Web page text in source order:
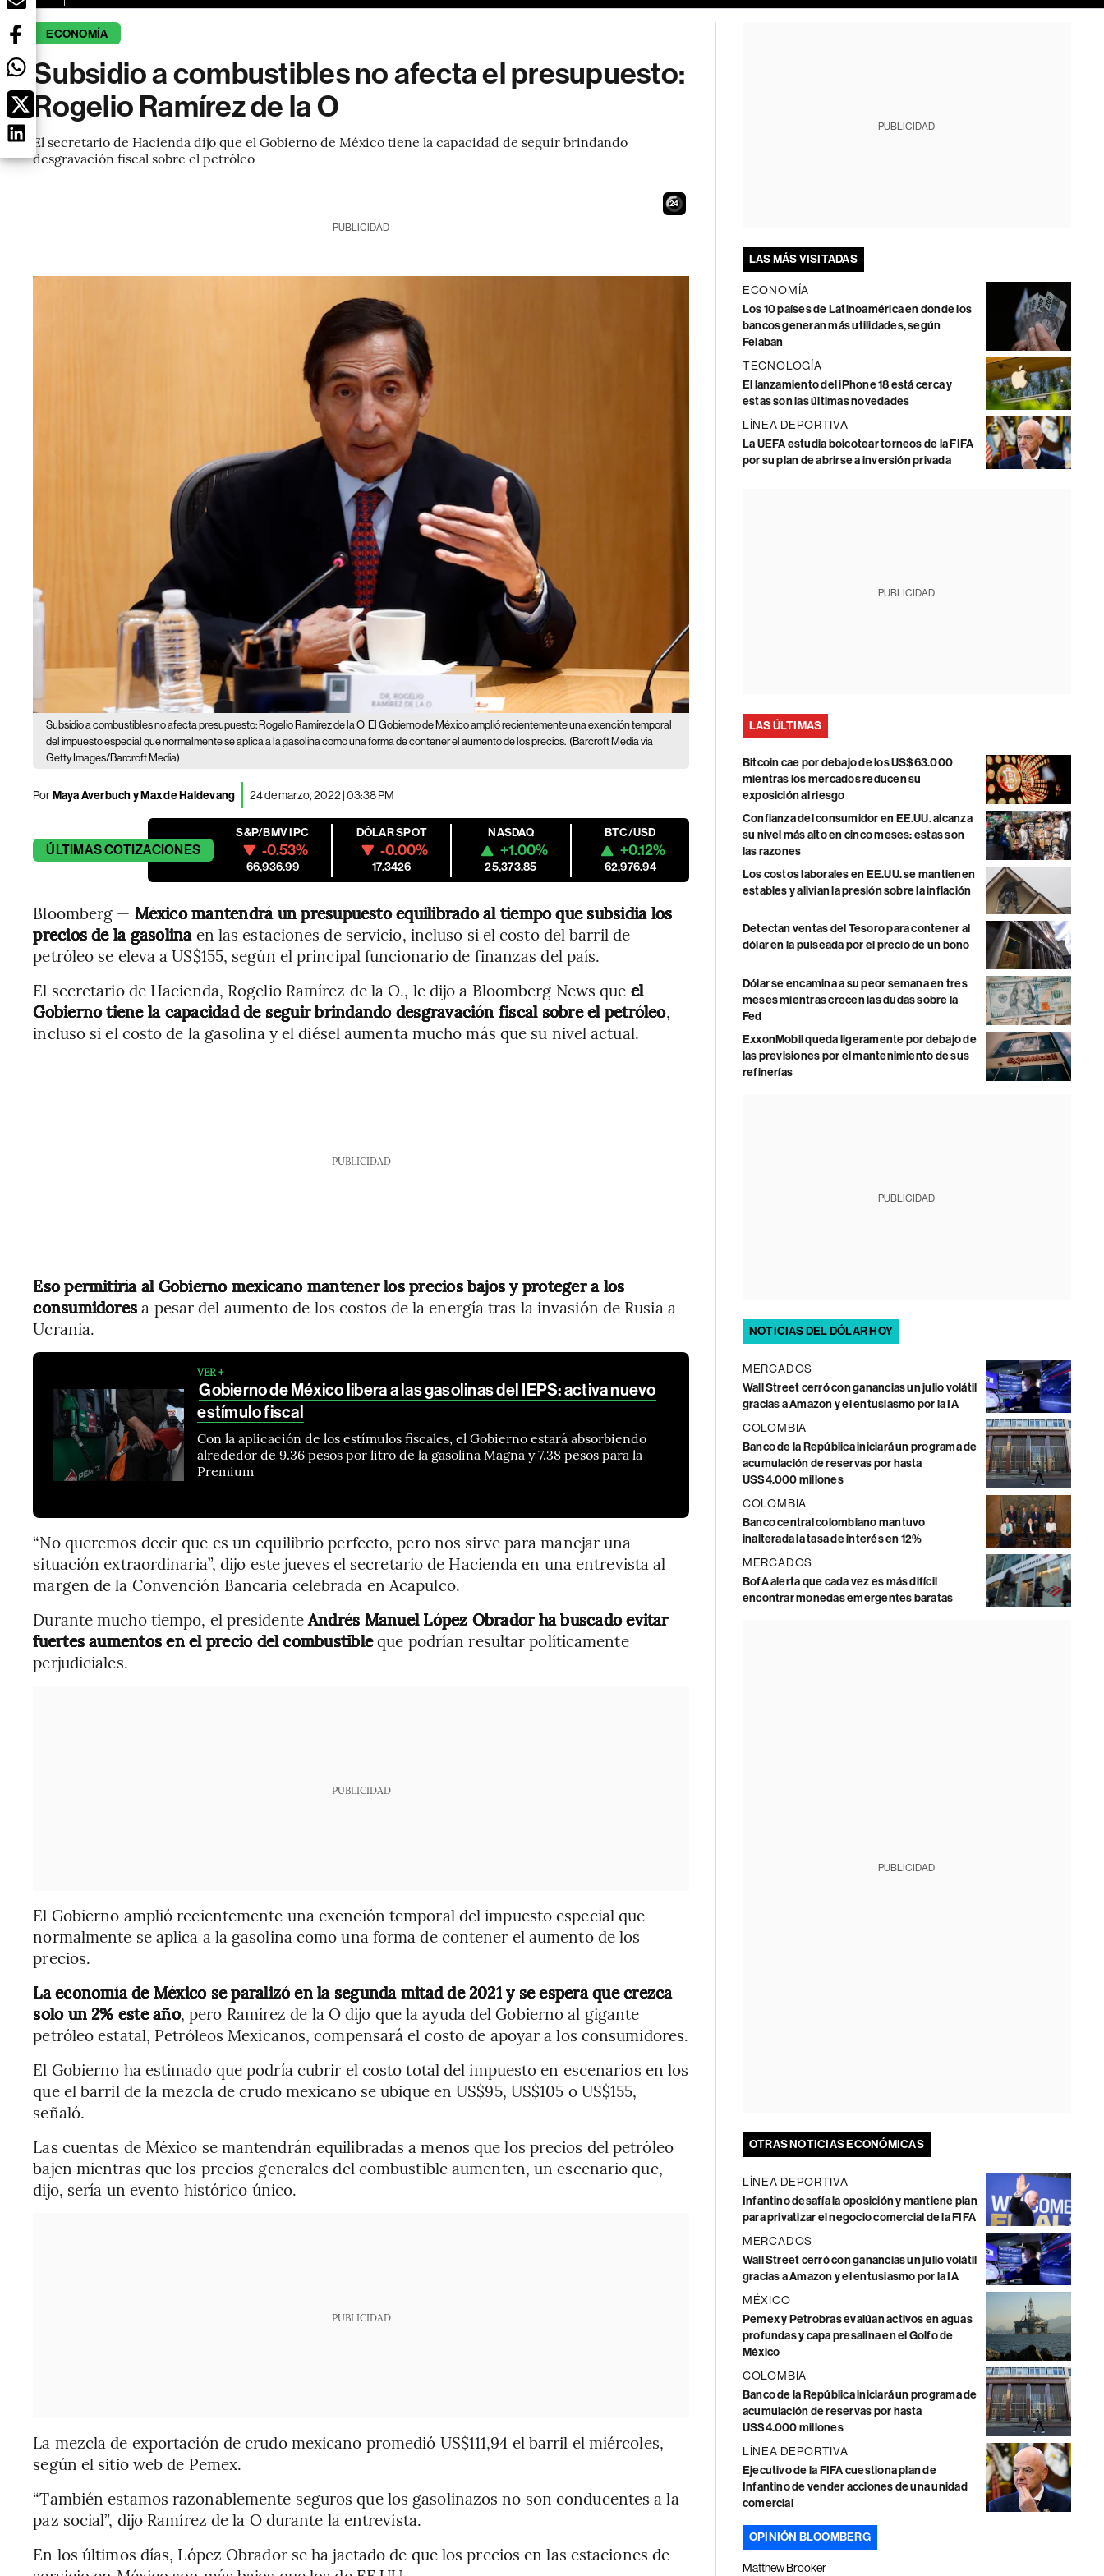
ECONOMÍA
Subsidio a combustibles no afecta el presupuesto:
Rogelio Ramírez de la O
El secretario de Hacienda dijo que el Gobierno de México tiene la capacidad de seguir brindando
desgravación fiscal sobre el petróleo
23
PUBLICIDAD
Subsidio a combustibles no afecta presupuesto: Rogelio Ramírez de la O El Gobierno de México amplió recientemente una exención temporal
del impuesto especial que normalmente se aplica a la gasolina como una forma de contener el aumento de los precios. (Barcroft Media via
Getty Images/Barcroft Media)
PorMaya Averbuch y Max de Haldevang 24 de marzo, 2022 | 03:38 PM
ÚLTIMASCOTIZACIONES
S&P/BMV IPC
-0.53%
66,936.99
DÓLAR SPOT
-0.00%
17.3426
NASDAQ
+1.00%
25,373.85
BTC/USD
+0.12%
62,976.94
Bloomberg — México mantendrá un presupuesto equilibrado al tiempo que subsidia los
precios de la gasolinaen las estaciones de servicio, incluso si el costo del barril de
petróleo se eleva a US$155, según el principal funcionario de finanzas del país.
El secretario de Hacienda, Rogelio Ramírez de la O., le dijo a Bloomberg News que el
Gobierno tiene la capacidad de seguir brindando desgravación fiscal sobre el petróleo,
incluso si el costo de la gasolina y el diésel aumenta mucho más que su nivel actual.
PUBLICIDAD
Eso permitiría al Gobierno mexicano mantener los precios bajos y proteger a los
consumidoresa pesar del aumento de los costos de la energía tras la invasión de Rusia a
Ucrania.
VER +
Gobierno de México libera a las gasolinas del IEPS: activa nuevo
estímulo fiscal
Con la aplicación de los estímulos fiscales, el Gobierno estará absorbiendo
alrededor de 9.36 pesos por litro de la gasolina Magna y 7.38 pesos para la
Premium
“No queremos decir que es un equilibrio perfecto, pero nos sirve para manejar una
situación extraordinaria”, dijo este jueves el secretario de Hacienda en una entrevista al
margen de la Convención Bancaria celebrada en Acapulco.
Durante mucho tiempo, el presidenteAndrés Manuel López Obrador ha buscado evitar
fuertes aumentos en el precio del combustibleque podrían resultar políticamente
perjudiciales.
PUBLICIDAD
El Gobierno amplió recientemente una exención temporal del impuesto especial que
normalmente se aplica a la gasolina como una forma de contener el aumento de los
precios.
La economía de México se paralizó en la segunda mitad de 2021 y se espera que crezca
solo un 2% este año, pero Ramírez de la O dijo que la ayuda del Gobierno al gigante
petróleo estatal, Petróleos Mexicanos, compensará el costo de apoyar a los consumidores.
El Gobierno ha estimado que podría cubrir el costo total del impuesto en escenarios en los
que el barril de la mezcla de crudo mexicano se ubique en US$95, US$105 o US$155,
señaló.
Las cuentas de México se mantendrán equilibradas a menos que los precios del petróleo
bajen mientras que los precios generales del combustible aumenten, un escenario que,
dijo, sería un evento histórico único.
PUBLICIDAD
La mezcla de exportación de crudo mexicano promedió US$111,94 el barril el miércoles,
según el sitio web de Pemex.
“También estamos razonablemente seguros que los gasolinazos no son conducentes a la
paz social”, dijo Ramírez de la O durante la entrevista.
En los últimos días, López Obrador se ha jactado de que los precios en las estaciones de
PUBLICIDAD
LAS MÁS VISITADAS
ECONOMÍA
Los 10 países de Latinoamérica en donde los
bancos generan más utilidades, según
Felaban
TECNOLOGÍA
El lanzamiento del iPhone 18 está cerca y
estas son las últimas novedades
LÍNEA DEPORTIVA
La UEFA estudia boicotear torneos de la FIFA
por su plan de abrirse a inversión privada
PUBLICIDAD
LAS ÚLTIMAS
Bitcoin cae por debajo de los US$63.000
mientras los mercados reducen su
exposición al riesgo
Confianza del consumidor en EE.UU. alcanza
su nivel más alto en cinco meses: estas son
las razones
Los costos laborales en EE.UU. se mantienen
estables y alivian la presión sobre la inflación
Detectan ventas del Tesoro para contener al
dólar en la pulseada por el precio de un bono
Dólar se encamina a su peor semana en tres
meses mientras crecen las dudas sobre la
Fed
ExxonMobil queda ligeramente por debajo de
las previsiones por el mantenimiento de sus
refinerías
PUBLICIDAD
NOTICIAS DEL DÓLAR HOY
MERCADOS
Wall Street cerró con ganancias un julio volátil
gracias a Amazon y el entusiasmo por la IA
COLOMBIA
Banco de la República iniciará un programa de
acumulación de reservas por hasta
US$4.000 millones
COLOMBIA
Banco central colombiano mantuvo
inalterada la tasa de interés en 12%
MERCADOS
BofA alerta que cada vez es más difícil
encontrar monedas emergentes baratas
PUBLICIDAD
OTRAS NOTICIAS ECONÓMICAS
LÍNEA DEPORTIVA
Infantino desafía la oposición y mantiene plan
para privatizar el negocio comercial de la FIFA
MERCADOS
Wall Street cerró con ganancias un julio volátil
gracias a Amazon y el entusiasmo por la IA
MÉXICO
Pemex y Petrobras evalúan activos en aguas
profundas y capa presalina en el Golfo de
México
COLOMBIA
Banco de la República iniciará un programa de
acumulación de reservas por hasta
US$4.000 millones
LÍNEA DEPORTIVA
Ejecutivo de la FIFA cuestiona plan de
Infantino de vender acciones de una unidad
comercial
OPINIÓN BLOOMBERG
Matthew Brooker